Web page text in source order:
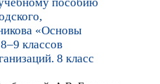
«Основы
классов
8 класс